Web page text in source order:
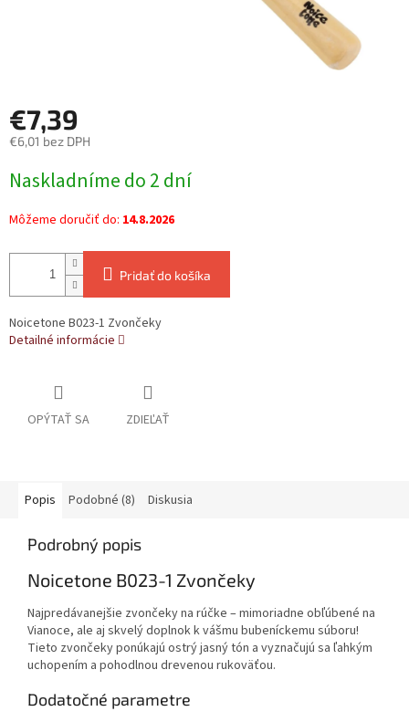
€7,39
€6,01 bez DPH
cena:
Naskladníme do 2 dní
Môžeme doručiť do: 14.8.2026
Pridať do košíka
Noicetone B023-1 Zvončeky
Detailné informácie
OPÝTAŤ SA ZDIEĽAŤ
Popis Podobné (8) Diskusia
Podrobný popis
Noicetone B023-1 Zvončeky
Najpredávanejšie zvončeky na rúčke – mimoriadne obľúbené na
Vianoce, ale aj skvelý doplnok k vášmu bubeníckemu súboru!
Tieto zvončeky ponúkajú ostrý jasný tón a vyznačujú sa ľahkým
uchopením a pohodlnou drevenou rukoväťou.
Dodatočné parametre